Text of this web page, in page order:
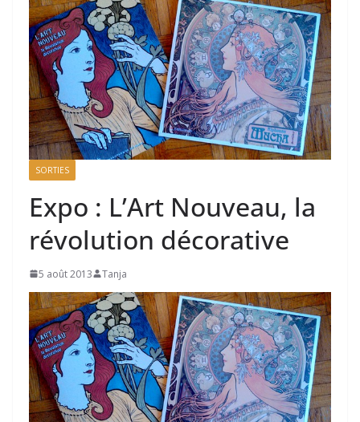
SORTIES
Expo : L’Art Nouveau, la
révolution décorative
5 août 2013 Tanja